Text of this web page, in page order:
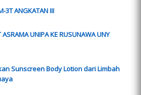
3T ANGKATAN III
ASRAMA UNIPA KE RUSUNAWA UNY
Sunscreen Body Lotion dari Limbah